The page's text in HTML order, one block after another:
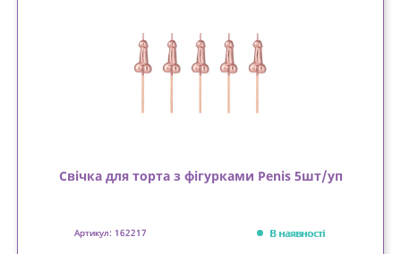
Свічка для торта з фігурками Penis 5шт/уп
Артикул: 162217 В наявності